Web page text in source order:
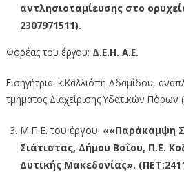
αντλησιοταμίευσης στο
2307971511).
Φορέας του έργου: Δ.Ε.Η. Α.Ε.
Εισηγήτρια: κ.Καλλιόπη Αδαμίδου,
τμήματος Διαχείρισης Υδατικών Πόρων
Μ.Π.Ε. του έργου: ««Παράκαμψη
Σιάτιστας, Δήμου Βοΐου, Π.Ε.
Δυτικής Μακεδονίας».